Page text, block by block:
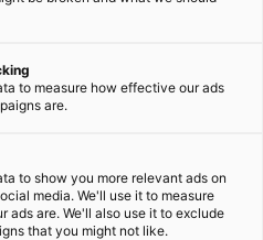
to measure how effective our ads
are.
to show you more relevant ads on
media. We'll use it to measure
ads are. We'll also use it to exclude
that you might not like.